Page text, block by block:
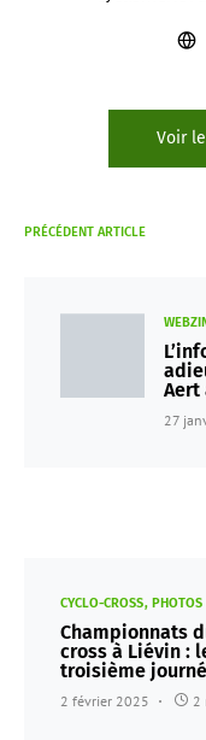
Voir
PRÉCÉDENT ARTICLE
Aert
27
CYCLO-CROSS PHOTOS
Championnats
cross à Liévin :
troisième
2 février 2025 2